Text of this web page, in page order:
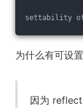
settability
为什么有可设
因为